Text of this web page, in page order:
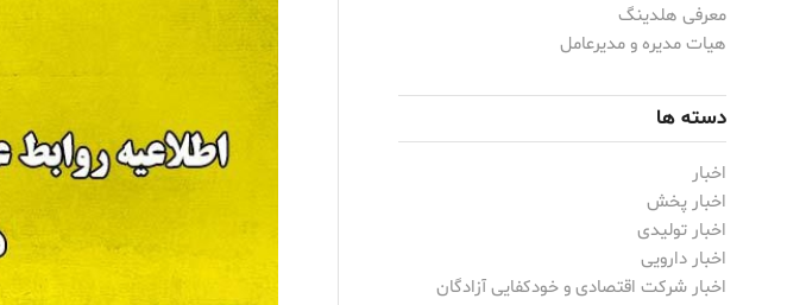
معرفی هلدینگ
هیات مدیره و مدیرعامل
دسته ها
اخبار
اخبار پخش
اخبار تولیدی
اخبار دارویی
اخبار شرکت اقتصادی و خودکفایی آزادگان